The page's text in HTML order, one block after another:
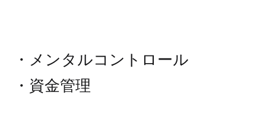
・メンタルコントロール
・資金管理